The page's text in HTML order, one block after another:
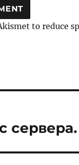
to reduce
сервера.